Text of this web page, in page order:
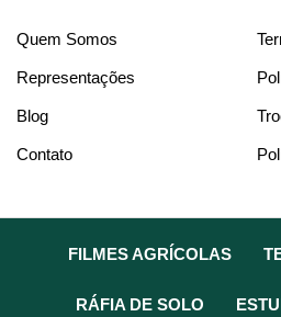
Quem Somos
Representações
Blog
Contato
FILMES AGRÍCOLAS
RÁFIA DE SOLO